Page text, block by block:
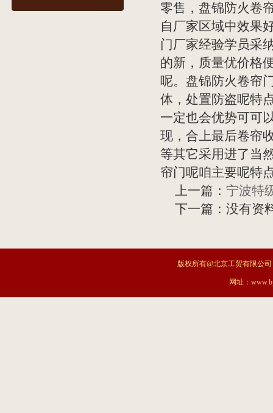
零售，盘锦防火卷
自厂家区域中效果
门厂家经验学员采
的新，质量优价格
呢。盘锦防火卷帘
体，处置防盗呢特
一定也会优势可可
现，合上最后卷帘
等其它采用进了当
帘门呢咱主要呢特
上一篇： 宁波特
下一篇：没有资
版权所有@北京工贸有限公
网址：